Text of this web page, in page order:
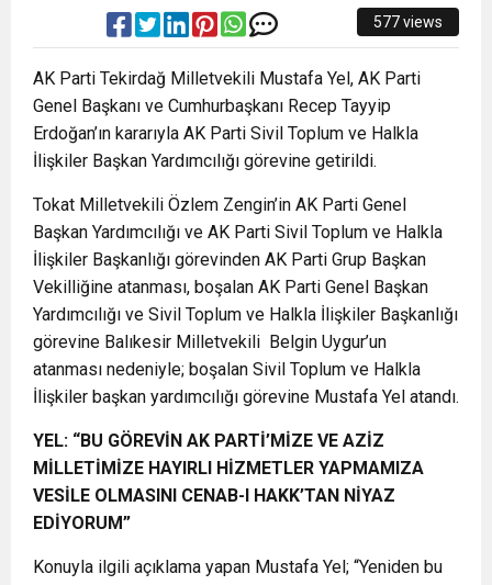
577 views
AK Parti Tekirdağ Milletvekili Mustafa Yel, AK Parti
Genel Başkanı ve Cumhurbaşkanı Recep Tayyip
Erdoğan’ın kararıyla AK Parti Sivil Toplum ve Halkla
İlişkiler Başkan Yardımcılığı görevine getirildi.
Tokat Milletvekili Özlem Zengin’in AK Parti Genel
Başkan Yardımcılığı ve AK Parti Sivil Toplum ve Halkla
İlişkiler Başkanlığı görevinden AK Parti Grup Başkan
Vekilliğine atanması, boşalan AK Parti Genel Başkan
Yardımcılığı ve Sivil Toplum ve Halkla İlişkiler Başkanlığı
görevine Balıkesir Milletvekili Belgin Uygur’un
atanması nedeniyle; boşalan Sivil Toplum ve Halkla
İlişkiler başkan yardımcılığı görevine Mustafa Yel atandı.
YEL: “BU GÖREVİN AK PARTİ’MİZE VE AZİZ
MİLLETİMİZE HAYIRLI HİZMETLER YAPMAMIZA
VESİLE OLMASINI CENAB-I HAKK’TAN NİYAZ
EDİYORUM”
Konuyla ilgili açıklama yapan Mustafa Yel; “Yeniden bu